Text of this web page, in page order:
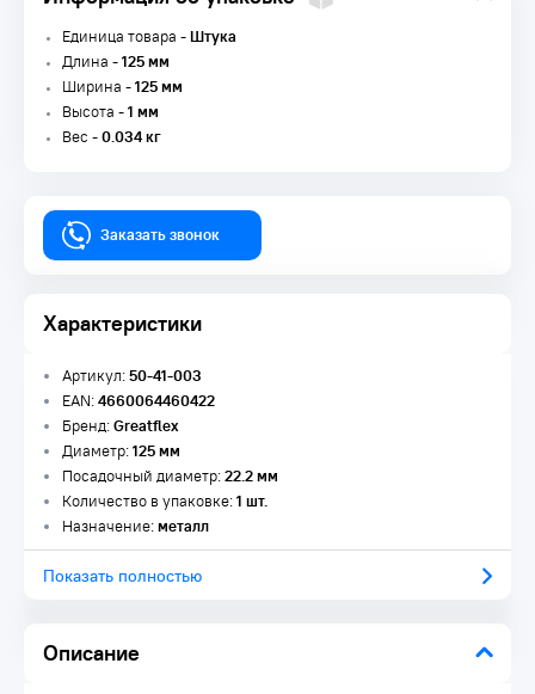
Единица товара -Штука
Длина -125 мм
Ширина -125 мм
Высота -1 мм
Вес -0.034 кг
Заказать звонок
Характеристики
Описание
Артикул:50-41-003
EAN:4660064460422
Бренд:Greatflex
Диаметр:125 мм
Посадочный диаметр:22.2 мм
Количество в упаковке:1 шт.
Назначение:металл
Показать полностью